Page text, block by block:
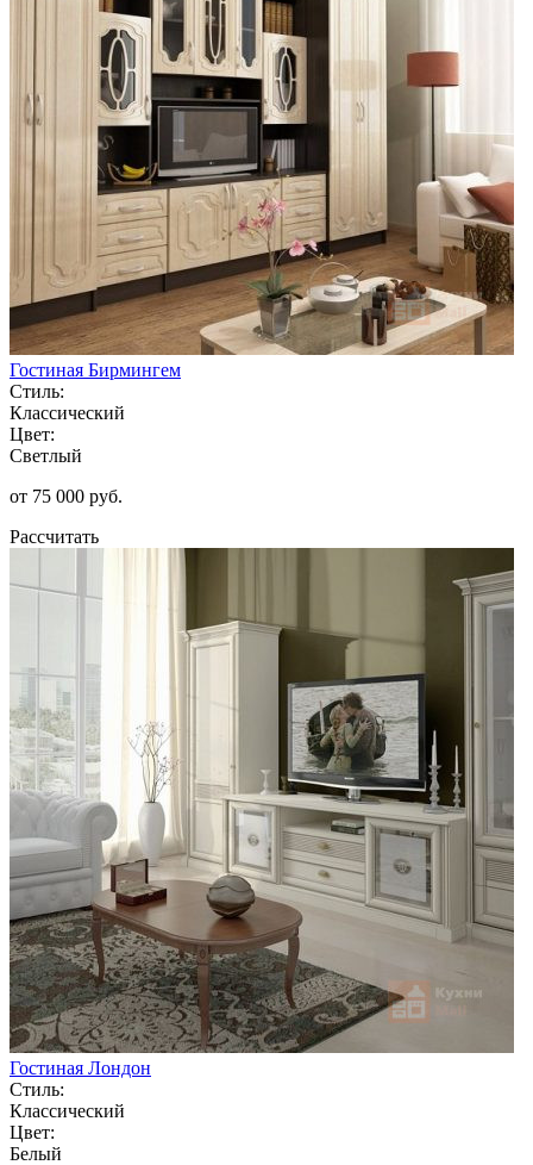
Гостиная Бирмингем
Стиль:
Классический
Цвет:
Светлый
от 75 000 руб.
Рассчитать
Гостиная Лондон
Стиль:
Классический
Цвет:
Белый